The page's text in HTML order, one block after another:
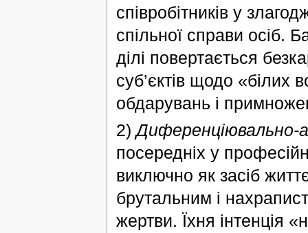
співробітників у
спільної справи осіб.
ділі повертається
суб’єктів щодо «білих
обдарувань і
2)Диференціювально-
посередніх у
виключно як засіб
брутальним і
жертви. Їхня інтенція